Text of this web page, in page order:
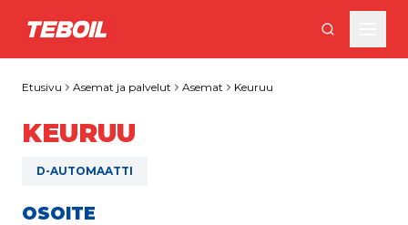
Siirry pääsisältöön
Etusivu Asemat ja palvelut Asemat Keuruu
KEURUU
D-AUTOMAATTI
OSOITE